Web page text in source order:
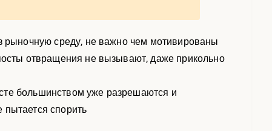
рыночную среду, не важно чем мотивированы
отвращения не вызывают, даже прикольно
большинством уже разрешаются и
спорить